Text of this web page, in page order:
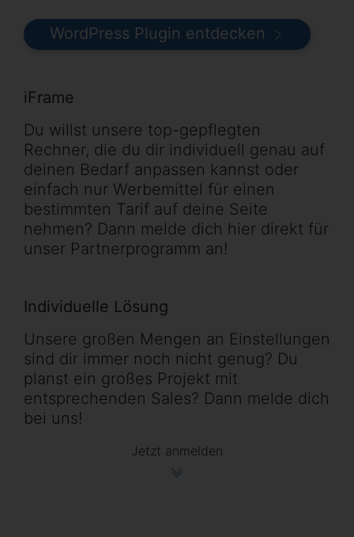
WordPress Plugin entdecken
iFrame
Du willst unsere top-gepflegten
Rechner, die du dir individuell genau auf
deinen Bedarf anpassen kannst oder
einfach nur Werbemittel für einen
bestimmten Tarif auf deine Seite
nehmen? Dann melde dich hier direkt für
unser Partnerprogramm an!
Individuelle Lösung
Unsere großen Mengen an Einstellungen
sind dir immer noch nicht genug? Du
planst ein großes Projekt mit
entsprechenden Sales? Dann melde dich
bei uns!
Jetzt anmelden